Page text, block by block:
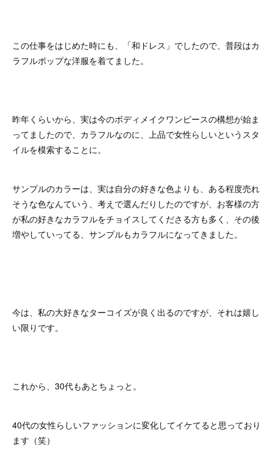
この仕事をはじめた時にも、「和ドレス」でしたので、普段はカ
ラフルポップな洋服を着てました。
昨年くらいから、実は今のボディメイクワンピースの構想が始ま
ってましたので、カラフルなのに、上品で女性らしいというスタ
イルを模索することに。
サンプルのカラーは、実は自分の好きな色よりも、ある程度売れ
そうな色なんていう、考えで選んだりしたのですが、お客様の方
が私の好きなカラフルをチョイスしてくださる方も多く、その後
増やしていってる、サンプルもカラフルになってきました。
今は、私の大好きなターコイズが良く出るのですが、それは嬉し
い限りです。
これから、30代もあとちょっと。
40代の女性らしいファッションに変化してイケてると思っており
ます（笑）